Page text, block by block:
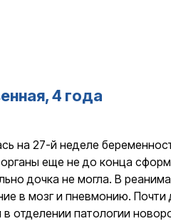
4 года
на 27-й неделе
еще не до конца
дочка не могла. В
в мозг и пневмонию.
отделении патологии